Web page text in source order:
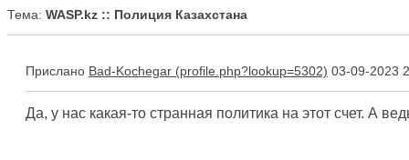
Тема: WASP.kz :: Полиция Казахстана
Прислано Bad-Kochegar 03-09-2023
Да, у нас какая-то странная политика на этот счет. А